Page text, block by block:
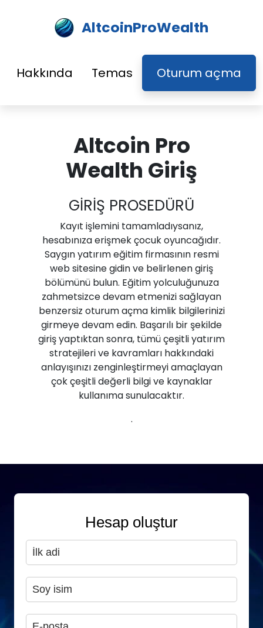
AltcoinProWealth
Hakkında Temas Oturum açma
Altcoin Pro
Wealth Giriş
GİRİŞ PROSEDÜRÜ
Kayıt işlemini tamamladıysanız,
hesabınıza erişmek çocuk oyuncağıdır.
Saygın yatırım eğitim firmasının resmi
web sitesine gidin ve belirlenen giriş
bölümünü bulun. Eğitim yolculuğunuza
zahmetsizce devam etmenizi sağlayan
benzersiz oturum açma kimlik bilgilerinizi
girmeye devam edin. Başarılı bir şekilde
giriş yaptıktan sonra, tümü çeşitli yatırım
stratejileri ve kavramları hakkındaki
anlayışınızı zenginleştirmeyi amaçlayan
çok çeşitli değerli bilgi ve kaynaklar
kullanıma sunulacaktır.
.